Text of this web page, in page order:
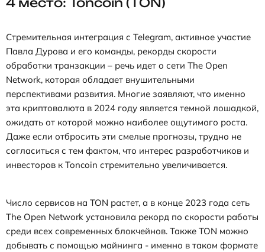
Стремительная интеграция с Telegram, активное участие
Павла Дурова и его команды, рекорды скорости
обработки транзакции – речь идет о сети The Open
Network, которая обладает внушительными
перспективами развития. Многие заявляют, что именно
эта криптовалюта в 2024 году является темной лошадкой,
ожидать от которой можно наиболее ощутимого роста.
Даже если отбросить эти смелые прогнозы, трудно не
согласиться с тем фактом, что интерес разработчиков и
инвесторов к Toncoin стремительно увеличивается.
Число сервисов на TON растет, а в конце 2023 года сеть
The Open Network установила рекорд по скорости работы
среди всех современных блокчейнов. Также TON можно
добывать с помощью майнинга - именно в таком формате